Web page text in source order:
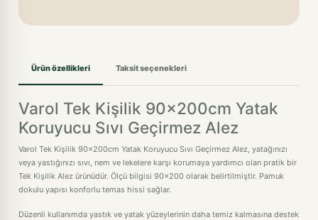
Ürün özellikleri Taksit seçenekleri
Varol Tek Kişilik 90x200cm Yatak
Koruyucu Sıvı Geçirmez Alez
Varol Tek Kişilik 90x200cm Yatak Koruyucu Sıvı Geçirmez Alez, yatağınızı
veya yastığınızı sıvı, nem ve lekelere karşı korumaya yardımcı olan pratik bir
Tek Kişilik Alez ürünüdür. Ölçü bilgisi 90x200 olarak belirtilmiştir. Pamuk
dokulu yapısı konforlu temas hissi sağlar.
Düzenli kullanımda yastık ve yatak yüzeylerinin daha temiz kalmasına destek